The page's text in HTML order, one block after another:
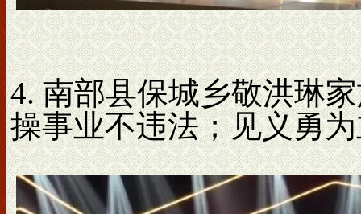
4. 南部县保城乡敬洪琳
操事业不违法；见义勇